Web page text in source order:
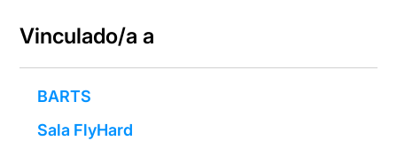
Vinculado/a a
BARTS
Sala FlyHard